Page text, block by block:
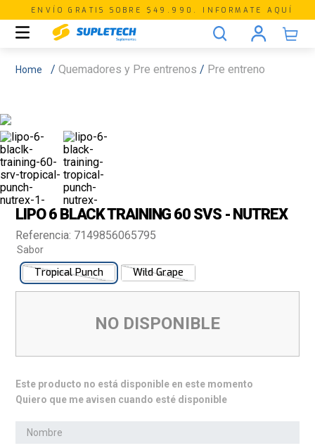
ENVÍO GRATIS SOBRE $49.990. INFORMATE AQUÍ
Quemadores y Pre entrenos Pre entreno
LIPO 6 BLACK TRAINING 60 SVS - NUTREX
Referencia: 7149856065795
Sabor
Tropical Punch Wild Grape
NO DISPONIBLE
Este producto no está disponible en este momento
Quiero que me avisen cuando esté disponible